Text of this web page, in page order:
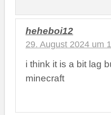
heheboi12
29. August 2024 um
i think it is a bit lag
minecraft